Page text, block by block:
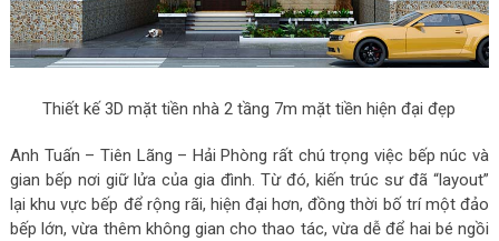
Thiết kế 3D mặt tiền nhà 2 tầng 7m mặt tiền hiện đại đẹp
Anh Tuấn – Tiên Lãng – Hải Phòng rất chú trọng việc bếp núc và
gian bếp nơi giữ lửa của gia đình. Từ đó, kiến trúc sư đã “layout”
lại khu vực bếp để rộng rãi, hiện đại hơn, đồng thời bố trí một đảo
bếp lớn, vừa thêm không gian cho thao tác, vừa dễ để hai bé ngồi